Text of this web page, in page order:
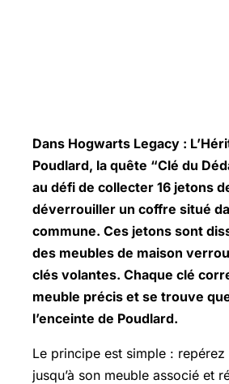
Dans Hogwarts Legacy :
Poudlard, la quête “Clé du
au défi de collecter 16 jetons
déverrouiller un coffre situé
commune. Ces jetons sont
des meubles de maison
clés volantes. Chaque clé
meuble précis et se trouve
l’enceinte de Poudlard.
Le principe est simple :
jusqu’à son meuble associé et